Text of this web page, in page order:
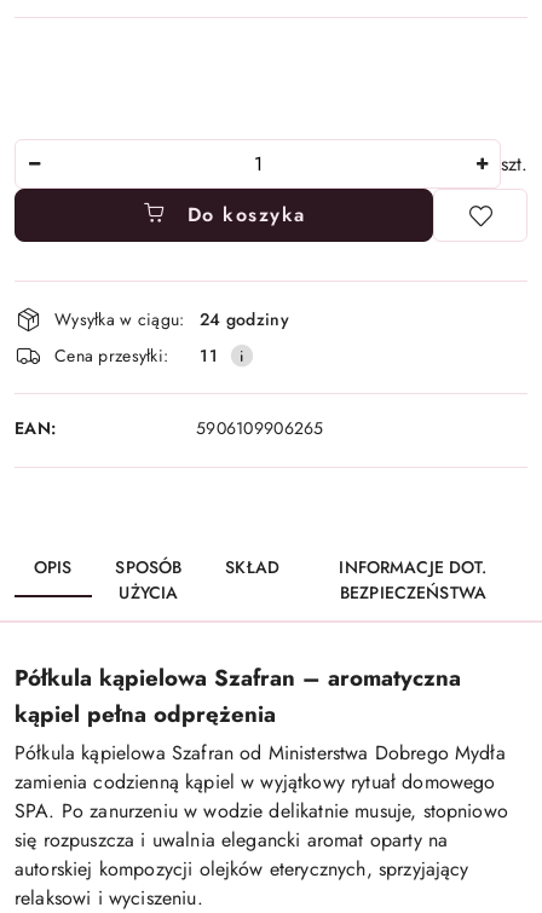
szt.
Do koszyka
Dostępność
i
dostawa
Wysyłka w ciągu:
24 godziny
Cena przesyłki:
11
EAN: 5906109906265
OPIS
SPOSÓB
UŻYCIA
SKŁAD
INFORMACJE DOT.
BEZPIECZEŃSTWA
Półkula kąpielowa Szafran – aromatyczna
kąpiel pełna odprężenia
Półkula kąpielowa Szafran od Ministerstwa Dobrego Mydła
zamienia codzienną kąpiel w wyjątkowy rytuał domowego
SPA. Po zanurzeniu w wodzie delikatnie musuje, stopniowo
się rozpuszcza i uwalnia elegancki aromat oparty na
autorskiej kompozycji olejków eterycznych, sprzyjający
relaksowi i wyciszeniu.